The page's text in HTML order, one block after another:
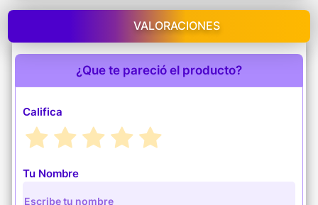
VALORACIONES
¿Que te pareció el producto?
Califica
Tu Nombre